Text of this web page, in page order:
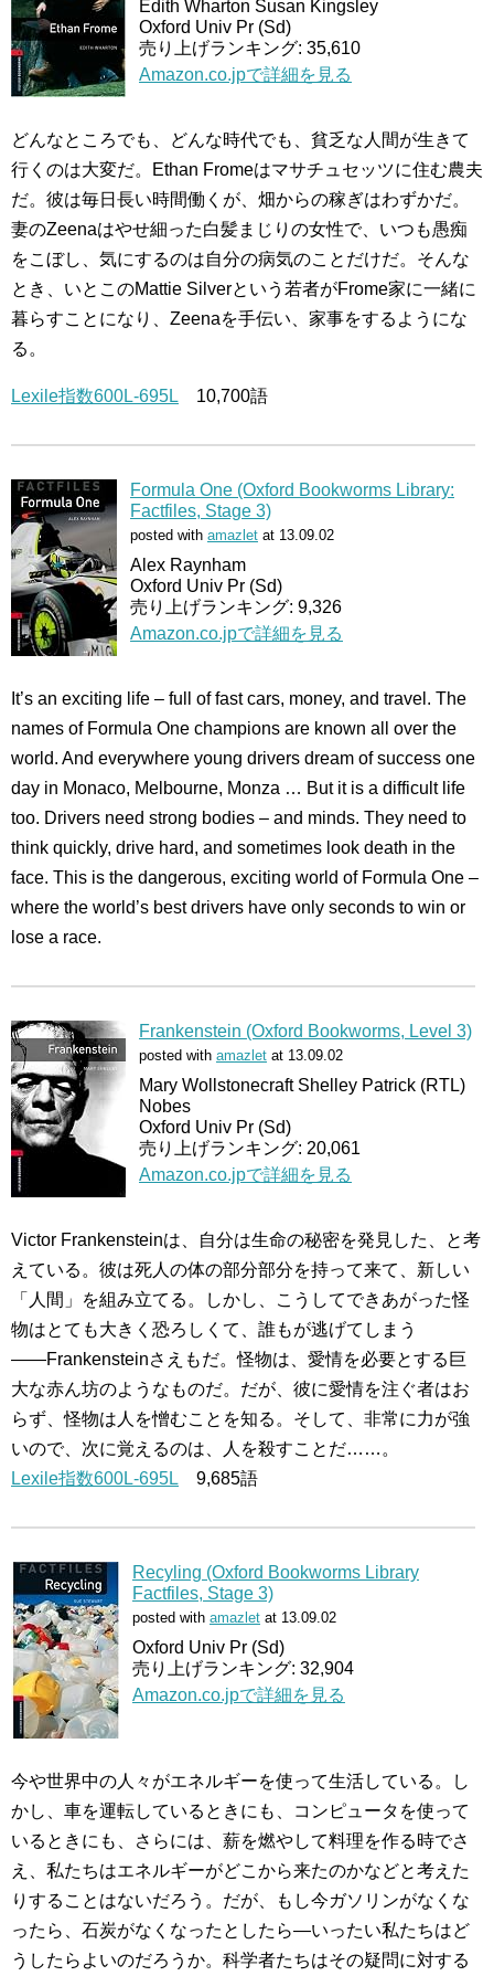
Edith Wharton Susan Kingsley
Oxford Univ Pr (Sd)
売り上げランキング: 35,610
Amazon.co.jpで詳細を見る
どんなところでも、どんな時代でも、貧乏な人間が生きて
行くのは大変だ。Ethan Fromeはマサチュセッツに住む農夫
だ。彼は毎日長い時間働くが、畑からの稼ぎはわずかだ。
妻のZeenaはやせ細った白髪まじりの女性で、いつも愚痴
をこぼし、気にするのは自分の病気のことだけだ。そんな
とき、いとこのMattie Silverという若者がFrome家に一緒に
暮らすことになり、Zeenaを手伝い、家事をするようにな
る。
Lexile指数600L-695L 10,700語
Formula One (Oxford Bookworms Library:
Factfiles, Stage 3)
posted with amazlet at 13.09.02
Alex Raynham
Oxford Univ Pr (Sd)
売り上げランキング: 9,326
Amazon.co.jpで詳細を見る
It’s an exciting life – full of fast cars, money, and travel. The
names of Formula One champions are known all over the
world. And everywhere young drivers dream of success one
day in Monaco, Melbourne, Monza … But it is a difficult life
too. Drivers need strong bodies – and minds. They need to
think quickly, drive hard, and sometimes look death in the
face. This is the dangerous, exciting world of Formula One –
where the world’s best drivers have only seconds to win or
lose a race.
Frankenstein (Oxford Bookworms, Level 3)
posted with amazlet at 13.09.02
Mary Wollstonecraft Shelley Patrick (RTL)
Nobes
Oxford Univ Pr (Sd)
売り上げランキング: 20,061
Amazon.co.jpで詳細を見る
Victor Frankensteinは、自分は生命の秘密を発見した、と考
えている。彼は死人の体の部分部分を持って来て、新しい
「人間」を組み立てる。しかし、こうしてできあがった怪
物はとても大きく恐ろしくて、誰もが逃げてしまう
――Frankensteinさえもだ。怪物は、愛情を必要とする巨
大な赤ん坊のようなものだ。だが、彼に愛情を注ぐ者はお
らず、怪物は人を憎むことを知る。そして、非常に力が強
いので、次に覚えるのは、人を殺すことだ……。
Lexile指数600L-695L 9,685語
Recyling (Oxford Bookworms Library
Factfiles, Stage 3)
posted with amazlet at 13.09.02
Oxford Univ Pr (Sd)
売り上げランキング: 32,904
Amazon.co.jpで詳細を見る
今や世界中の人々がエネルギーを使って生活している。し
かし、車を運転しているときにも、コンピュータを使って
いるときにも、さらには、薪を燃やして料理を作る時でさ
え、私たちはエネルギーがどこから来たのかなどと考えた
りすることはないだろう。だが、もし今ガソリンがなくな
ったら、石炭がなくなったとしたら―いったい私たちはど
うしたらよいのだろうか。科学者たちはその疑問に対する